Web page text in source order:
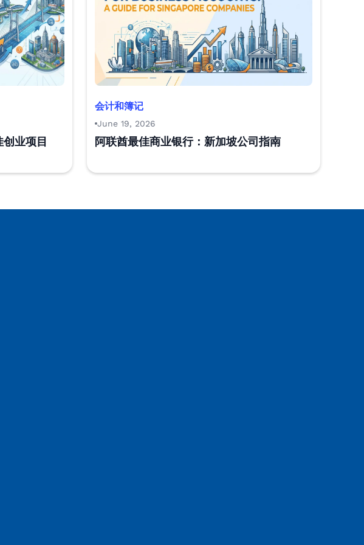
业项目
会计和簿记
June 19, 2026
阿联酋最佳商业银行：新加坡公司指南